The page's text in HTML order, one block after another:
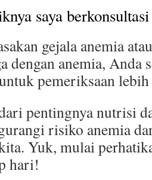
saya
gejala anemia
dengan anemia, Anda
pemeriksaan
pentingnya nutrisi
risiko anemia
Yuk, mulai
hari!